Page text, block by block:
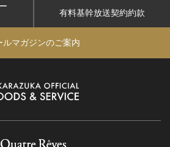
有料基幹放送契約約款
ルマガジンのご案内